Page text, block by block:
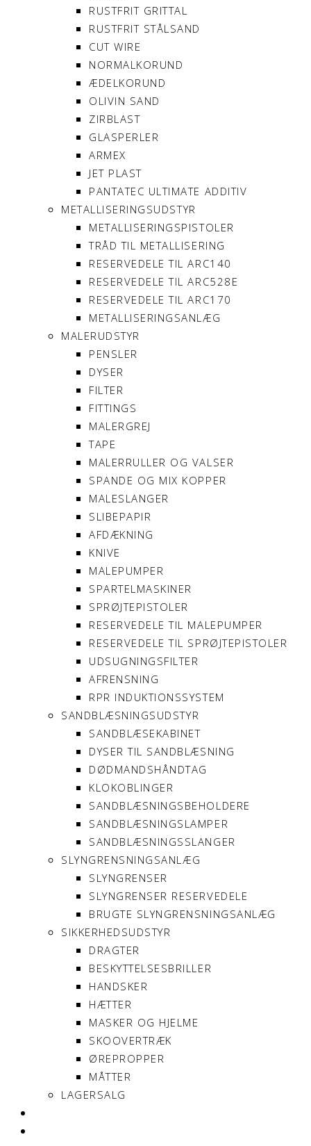
RUSTFRIT GRITTAL
RUSTFRIT STÅLSAND
CUT WIRE
NORMALKORUND
ÆDELKORUND
OLIVIN SAND
ZIRBLAST
GLASPERLER
ARMEX
JET PLAST
PANTATEC ULTIMATE ADDITIV
METALLISERINGSUDSTYR
METALLISERINGSPISTOLER
TRÅD TIL METALLISERING
RESERVEDELE TIL ARC140
RESERVEDELE TIL ARC528E
RESERVEDELE TIL ARC170
METALLISERINGSANLÆG
MALERUDSTYR
PENSLER
DYSER
FILTER
FITTINGS
MALERGREJ
TAPE
MALERRULLER OG VALSER
SPANDE OG MIX KOPPER
MALESLANGER
SLIBEPAPIR
AFDÆKNING
KNIVE
MALEPUMPER
SPARTELMASKINER
SPRØJTEPISTOLER
RESERVEDELE TIL MALEPUMPER
RESERVEDELE TIL SPRØJTEPISTOLER
UDSUGNINGSFILTER
AFRENSNING
RPR INDUKTIONSSYSTEM
SANDBLÆSNINGSUDSTYR
SANDBLÆSEKABINET
DYSER TIL SANDBLÆSNING
DØDMANDSHÅNDTAG
KLOKOBLINGER
SANDBLÆSNINGSBEHOLDERE
SANDBLÆSNINGSLAMPER
SANDBLÆSNINGSSLANGER
SLYNGRENSNINGSANLÆG
SLYNGRENSER
SLYNGRENSER RESERVEDELE
BRUGTE SLYNGRENSNINGSANLÆG
SIKKERHEDSUDSTYR
DRAGTER
BESKYTTELSESBRILLER
HANDSKER
HÆTTER
MASKER OG HJELME
SKOOVERTRÆK
ØREPROPPER
MÅTTER
LAGERSALG